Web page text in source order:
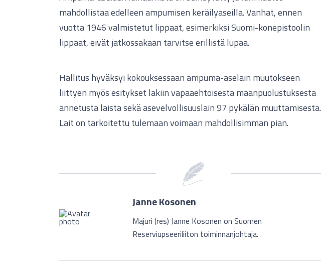
mahdollistaa edelleen ampumisen keräilyaseilla. Vanhat, ennen
vuotta 1946 valmistetut lippaat, esimerkiksi Suomi-konepistoolin
lippaat, eivät jatkossakaan tarvitse erillistä lupaa.
Hallitus hyväksyi kokouksessaan ampuma-aselain muutokseen
liittyen myös esitykset lakiin vapaaehtoisesta maanpuolustuksesta
annetusta laista sekä asevelvollisuuslain 97 pykälän muuttamisesta.
Lait on tarkoitettu tulemaan voimaan mahdollisimman pian.
Janne Kosonen
Majuri (res) Janne Kosonen on Suomen
Reserviupseeriliiton toiminnanjohtaja.